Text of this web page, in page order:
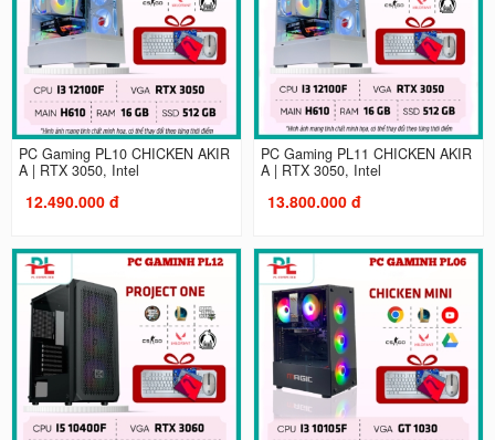
PC Gaming PL10 CHICKEN AKIR
A | RTX 3050, Intel
12.490.000 đ
PC Gaming PL11 CHICKEN AKIR
A | RTX 3050, Intel
13.800.000 đ